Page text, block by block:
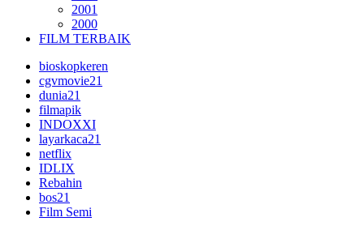
2001
2000
FILM TERBAIK
bioskopkeren
cgvmovie21
dunia21
filmapik
INDOXXI
layarkaca21
netflix
IDLIX
Rebahin
bos21
Film Semi